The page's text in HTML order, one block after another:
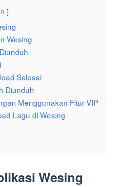
Wesing
Selesai
Diunduh
Menggunakan Fitur VIP
Lagu di Wesing
Wesing